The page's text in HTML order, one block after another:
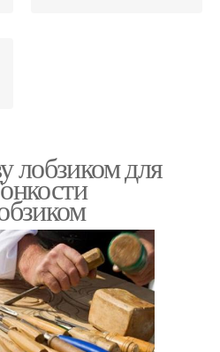
лобзиком для